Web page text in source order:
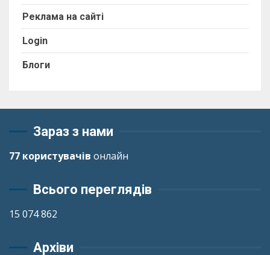
Реклама на сайті
Login
Блоги
Зараз з нами
77 користувачів онлайн
Всього переглядів
15 074 862
Архіви